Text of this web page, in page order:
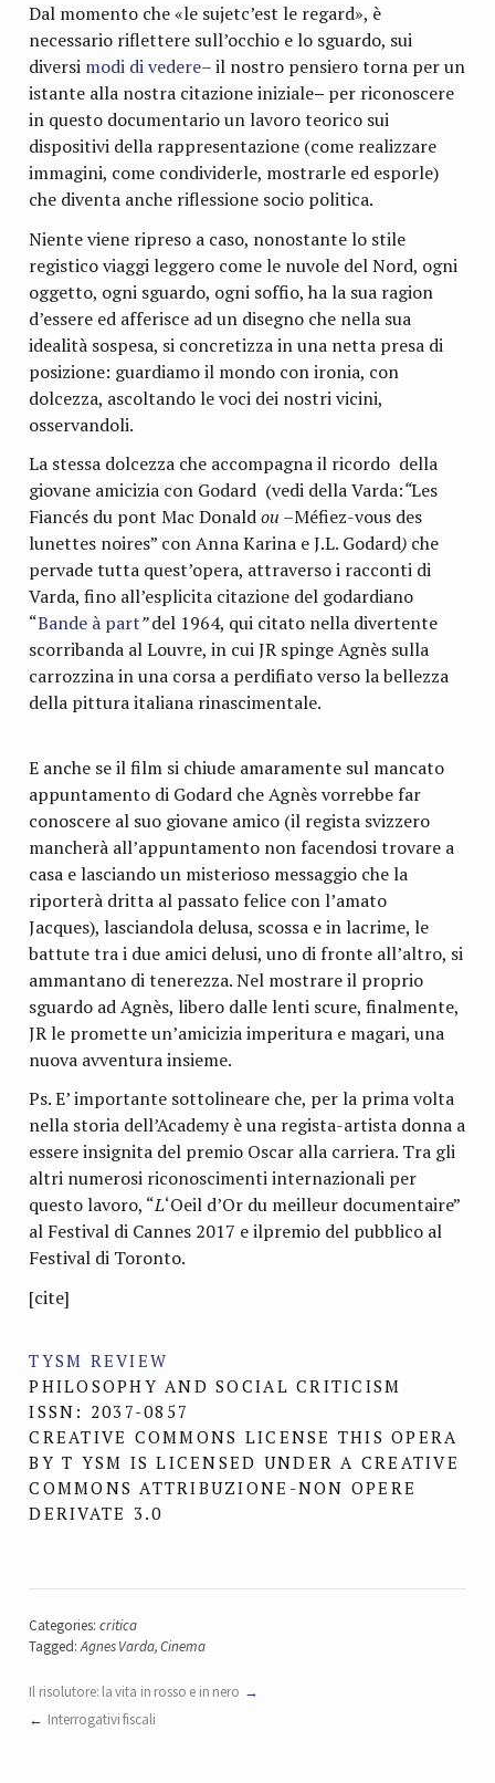
Dal momento che «le sujetc’est le regard», è
necessario riflettere sull’occhio e lo sguardo, sui
diversi modi di vedere– il nostro pensiero torna per un
istante alla nostra citazione iniziale– per riconoscere
in questo documentario un lavoro teorico sui
dispositivi della rappresentazione (come realizzare
immagini, come condividerle, mostrarle ed esporle)
che diventa anche riflessione socio politica.
Niente viene ripreso a caso, nonostante lo stile
registico viaggi leggero come le nuvole del Nord, ogni
oggetto, ogni sguardo, ogni soffio, ha la sua ragion
d’essere ed afferisce ad un disegno che nella sua
idealità sospesa, si concretizza in una netta presa di
posizione: guardiamo il mondo con ironia, con
dolcezza, ascoltando le voci dei nostri vicini,
osservandoli.
La stessa dolcezza che accompagna il ricordo della
giovane amicizia con Godard (vedi della Varda:“Les
Fiancés du pont Mac Donaldou –Méfiez-vous des
lunettes noires” con Anna Karina e J.L. Godard) che
pervade tutta quest’opera, attraverso i racconti di
Varda, fino all’esplicita citazione del godardiano
“Bande à part”del 1964, qui citato nella divertente
scorribanda al Louvre, in cui JR spinge Agnès sulla
carrozzina in una corsa a perdifiato verso la bellezza
della pittura italiana rinascimentale.
E anche se il film si chiude amaramente sul mancato
appuntamento di Godard che Agnès vorrebbe far
conoscere al suo giovane amico (il regista svizzero
mancherà all’appuntamento non facendosi trovare a
casa e lasciando un misterioso messaggio che la
riporterà dritta al passato felice con l’amato
Jacques), lasciandola delusa, scossa e in lacrime, le
battute tra i due amici delusi, uno di fronte all’altro, si
ammantano di tenerezza. Nel mostrare il proprio
sguardo ad Agnès, libero dalle lenti scure, finalmente,
JR le promette un’amicizia imperitura e magari, una
nuova avventura insieme.
Ps. E’ importante sottolineare che, per la prima volta
nella storia dell’Academy è una regista-artista donna a
essere insignita del premio Oscar alla carriera. Tra gli
altri numerosi riconoscimenti internazionali per
questo lavoro, “L‘Oeil d’Or du meilleur documentaire”
al Festival di Cannes 2017 e ilpremio del pubblico al
Festival di Toronto.
[cite]
TYSM REVIEW
PHILOSOPHY AND SOCIAL CRITICISM
ISSN: 2037-0857
CREATIVE COMMONS LICENSE THIS OPERA
BY T YSM IS LICENSED UNDER A CREATIVE
COMMONS ATTRIBUZIONE-NON OPERE
DERIVATE 3.0
Categories: critica
Tagged:Agnes Varda,Cinema
Il risolutore: la vita in rosso e in nero
Interrogativi fiscali